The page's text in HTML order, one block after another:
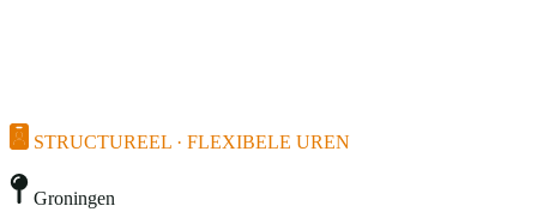
STRUCTUREEL · FLEXIBELE UREN
Groningen